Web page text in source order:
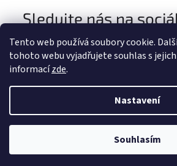
Tento web používá soubory cookie.
tohoto webu vyjadřujete souhlas s
informacízde.
Nastavení
Souhlasím
Sledujte nás na
Vytvořil Shoptet
Zvířecí rodina.
Získejte slevu 100